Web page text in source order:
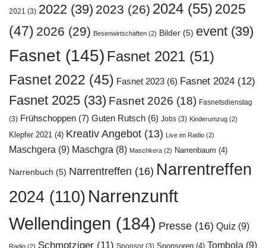
2021 (3) 2022 (39) 2023 (26) 2024 (55) 2025
(47) 2026 (29) Besenwirtschaften (2) Bilder (5) event (39)
Fasnet (145) Fasnet 2021 (51)
Fasnet 2022 (45) Fasnet 2023 (6) Fasnet 2024 (12)
Fasnet 2025 (33) Fasnet 2026 (18) Fasnetsdienstag
(3) Frühschoppen (7) Guten Rutsch (6) Jobs (3) Kinderumzug (2)
Klepfer 2021 (4) Kreativ Angebot (13) Live im Radio (2)
Maschgera (9) Maschgra (8) Maschkera (2) Narrenbaum (4)
Narrenbuch (5) Narrentreffen (16) Narrentreffen
2024 (110) Narrenzunft
Wellendingen (184) Presse (16) Quiz (9)
Radio (2) Schmotziger (11) Sponsor (3) Sponsoren (4) Tombola (9)